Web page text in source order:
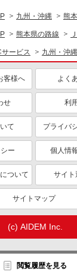
閲覧履歴を見る
九州・沖縄 熊
熊本県の路線
ービス 九州・沖縄
客様へ よく
せ 利
て プライバ
ー 個人情
ついて サイト
サイトマップ
(c) AIDEM Inc.